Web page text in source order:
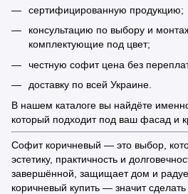
сертифицированную продукцию;
консультацию по выбору и
комплектующие под цвет;
честную софит цена без
доставку по всей Украине.
В нашем каталоге вы найдёте
который подходит под ваш фасад и
Софит коричневый — это выбор,
эстетику, практичность и
завершённой, защищает дом и
коричневый купить — значит сделать